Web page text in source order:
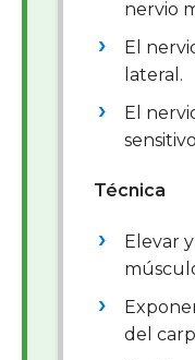
nervio
El
lateral.
El
Técnica
Elevar
del